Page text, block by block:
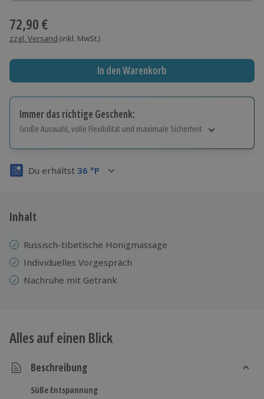
72,90 €
zzgl. Versand (inkl. MwSt.)
In den Warenkorb
Immer das richtige Geschenk:
Große Auswahl, volle Flexibilität und maximale Sicherheit
Volle Flexibilität
3 Jahre gültig & verlängerbar.
Du erhältst 36 °P
Inhalt
Russisch-tibetische Honigmassage
Individuelles Vorgespräch
Nachruhe mit Getränk
Alles auf einen Blick
Beschreibung
Süße Entspannung